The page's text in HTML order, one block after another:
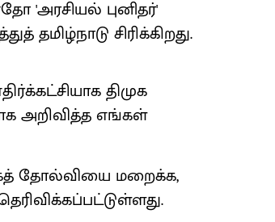
'அரசியல் புனிதர்'
சிரிக்கிறது.
திமுக
அறிவித்த எங்கள்
தோல்வியை மறைக்க,